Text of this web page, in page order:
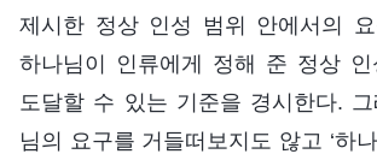
제시한 정상 인성 범위 안에서의
하나님이 인류에게 정해 준 정상 인
도달할 수 있는 기준을 경시한다.
님의 요구를 거들떠보지도 않고 ‘하